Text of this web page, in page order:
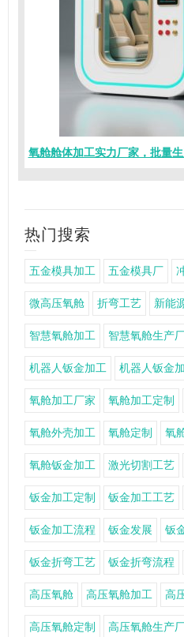
氧舱舱体加工实力厂家，批量
热门搜索
五金模具加工 五金模具厂
微高压氧舱 折弯工艺 新能
智慧氧舱加工 智慧氧舱生产
机器人钣金加工 机器人钣金
氧舱加工厂家 氧舱加工定制
氧舱外壳加工 氧舱定制 氧
氧舱钣金加工 激光切割工艺
钣金加工定制 钣金加工工艺
钣金加工流程 钣金发展 钣
钣金折弯工艺 钣金折弯流程
高压氧舱 高压氧舱加工 高
高压氧舱定制 高压氧舱生产